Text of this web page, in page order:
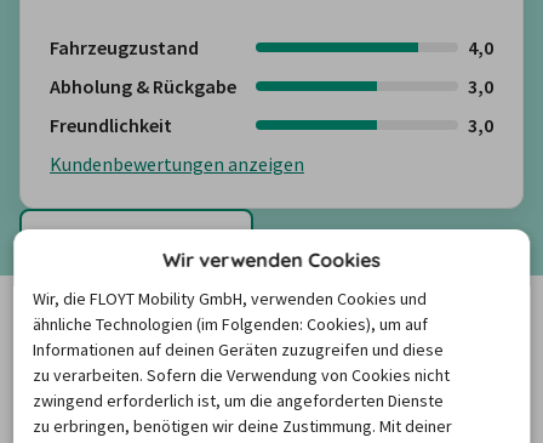
Fahrzeugzustand
4,0
Abholung & Rückgabe
3,0
Freundlichkeit
3,0
Kundenbewertungen anzeigen
PREISBAROMETER
Was kostet ein Mietwagen in
Wir verwenden Cookies
Wir, die FLOYT Mobility GmbH, verwenden Cookies und
ähnliche Technologien (im Folgenden: Cookies), um auf
Informationen auf deinen Geräten zuzugreifen und diese
zu verarbeiten. Sofern die Verwendung von Cookies nicht
zwingend erforderlich ist, um die angeforderten Dienste
zu erbringen, benötigen wir deine Zustimmung. Mit deiner